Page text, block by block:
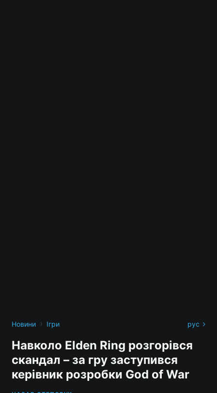
Новини › Ігри рус
Навколо Elden Ring розгорівся
скандал – за гру заступився
керівник розробки God of War